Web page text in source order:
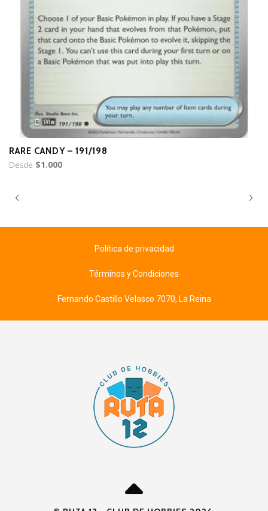
RARE CANDY – 191/198
Desde $1.000
Política de privacidad
Términos y Condiciones
Fernando Castillo Velasco 7070, La Reina